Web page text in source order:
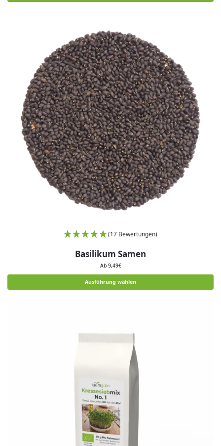
(17 Bewertungen)
Basilikum Samen
Ab 9,49€
Ausführung wählen